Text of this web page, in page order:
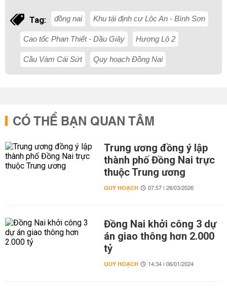
Tag: đồng nai Khu tái định cư Lộc An - Bình Sơn
Cao tốc Phan Thiết - Dầu Giây Hương Lộ 2
Cầu Vàm Cái Sứt Quy hoạch Đồng Nai
CÓ THỂ BẠN QUAN TÂM
Trung ương đồng ý lập
thành phố Đồng Nai trực
thuộc Trung ương
QUY HOẠCH 07:57 | 26/03/2026
Đồng Nai khởi công 3 dự
án giao thông hơn 2.000
tỷ
QUY HOẠCH 14:34 | 06/01/2024